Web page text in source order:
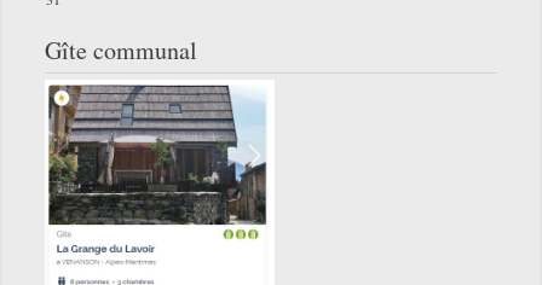
Gîte communal